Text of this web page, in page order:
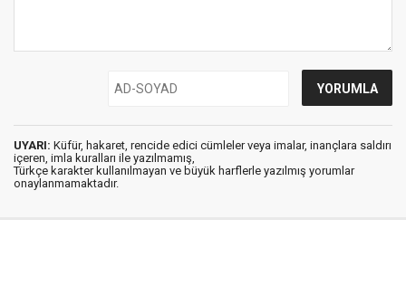
UYARI: Küfür, hakaret, rencide edici cümleler veya imalar, inançlara saldırı
içeren, imla kuralları ile yazılmamış,
Türkçe karakter kullanılmayan ve büyük harflerle yazılmış yorumlar
onaylanmamaktadır.